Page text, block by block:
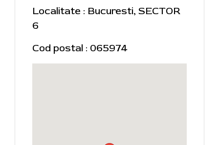
Localitate : Bucuresti, SECTOR
6
Cod postal : 065974